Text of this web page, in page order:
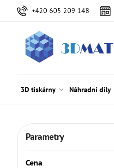
+420 605 209 148
3D tiskárny Náhradní díly
Parametry
Cena